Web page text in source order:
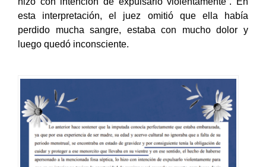
hizo con intención de expulsarlo violentamente”. En
esta interpretación, el juez omitió que ella había
perdido mucha sangre, estaba con mucho dolor y
luego quedó inconsciente.